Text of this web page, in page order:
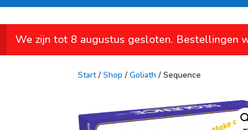
We zijn tot 8 augustus gesloten. Bestellingen
Start/ Shop / Goliath / Sequence